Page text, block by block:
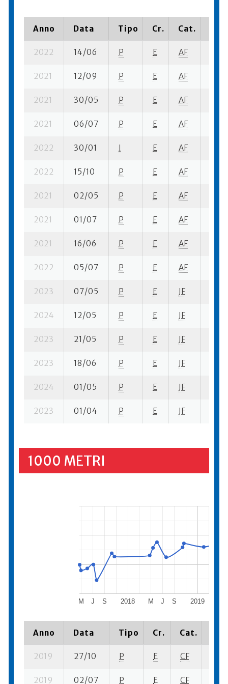
Anno Data Tipo Cr. Cat.
2022 14/06 P E AF
2021 12/09 P E AF
2021 30/05 P E AF
2021 06/07 P E AF
2022 30/01 I E AF
2022 15/10 P E AF
2021 02/05 P E AF
2021 01/07 P E AF
2021 16/06 P E AF
2022 05/07 P E AF
2023 07/05 P E JF
2024 12/05 P E JF
2023 21/05 P E JF
2023 18/06 P E JF
2024 01/05 P E JF
2023 01/04 P E JF
1000 METRI
2018 2019
M J S M J S
Anno Data Tipo Cr. Cat.
2019 27/10 P E CF
2019 02/07 P E CF